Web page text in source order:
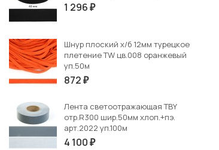
1 296 ₽
Шнур плоский х/б 12мм турецкое
плетение TW цв.008 оранжевый
уп.50м
872 ₽
Лента светоотражающая TBY
отр.R300 шир.50мм хлоп.+пэ.
арт.2022 уп.100м
4 100 ₽